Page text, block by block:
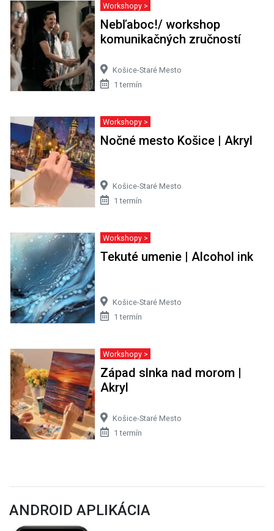
Workshopy >
Nebľaboc!/ workshop
komunikačných zručností
Košice-Staré Mesto
1 termín
Workshopy >
Nočné mesto Košice | Akryl
Košice-Staré Mesto
1 termín
Workshopy >
Tekuté umenie | Alcohol ink
Košice-Staré Mesto
1 termín
Workshopy >
Západ slnka nad morom |
Akryl
Košice-Staré Mesto
1 termín
ANDROID APLIKÁCIA